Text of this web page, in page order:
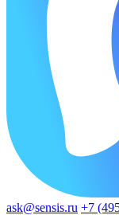
ask@sensis.ru +7